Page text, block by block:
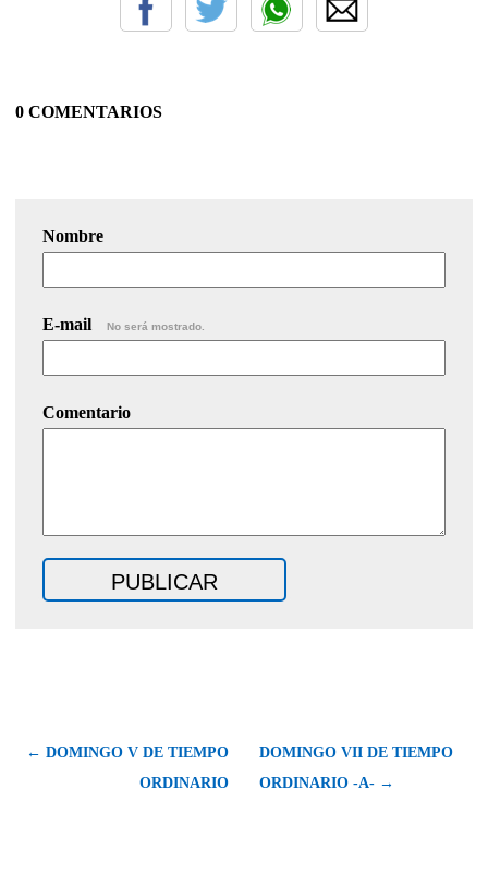
0 COMENTARIOS
Nombre
E-mail No será mostrado.
Comentario
← DOMINGO V DE TIEMPO
ORDINARIO
DOMINGO VII DE TIEMPO
ORDINARIO -A- →